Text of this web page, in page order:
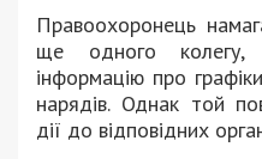
Правоохоронець
ще одного колегу,
інформацію про
нарядів. Однак той
дії до відповідних